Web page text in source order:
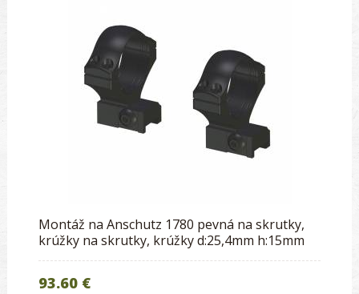
Montáž na Anschutz 1780 pevná na skrutky,
krúžky na skrutky, krúžky d:25,4mm h:15mm
93.60 €